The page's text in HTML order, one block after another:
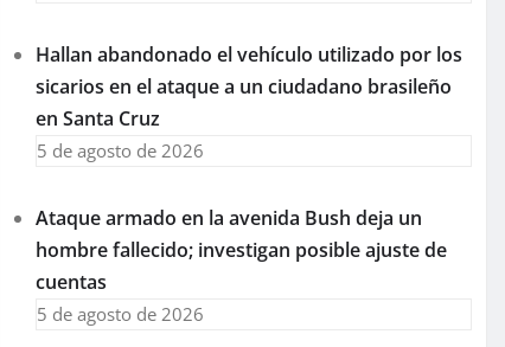
Hallan abandonado el vehículo utilizado por los
sicarios en el ataque a un ciudadano brasileño
en Santa Cruz
5 de agosto de 2026
Ataque armado en la avenida Bush deja un
hombre fallecido; investigan posible ajuste de
cuentas
5 de agosto de 2026